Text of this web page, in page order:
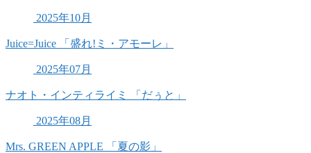
2025年10月
Juice=Juice 「盛れ!ミ・アモーレ」
2025年07月
ナオト・インティライミ 「だぅと」
2025年08月
Mrs. GREEN APPLE 「夏の影」